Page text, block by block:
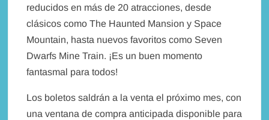
reducidos en más de 20 atracciones, desde
clásicos como The Haunted Mansion y Space
Mountain, hasta nuevos favoritos como Seven
Dwarfs Mine Train. ¡Es un buen momento
fantasmal para todos!
Los boletos saldrán a la venta el próximo mes, con
una ventana de compra anticipada disponible para